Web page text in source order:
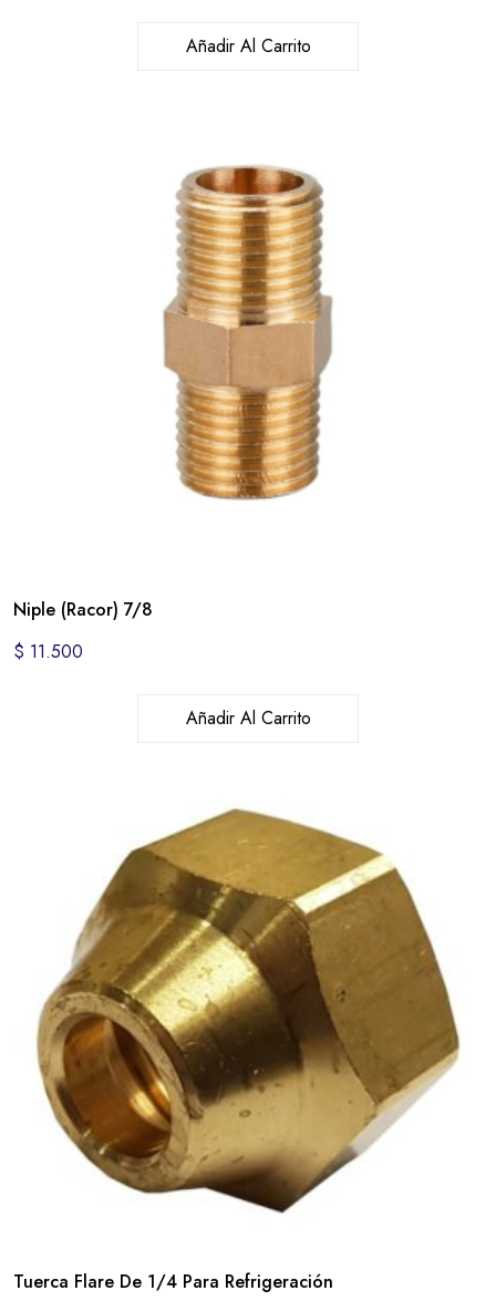
Añadir Al Carrito
Niple (Racor) 7/8
$ 11.500
Añadir Al Carrito
Tuerca Flare De 1/4 Para Refrigeración